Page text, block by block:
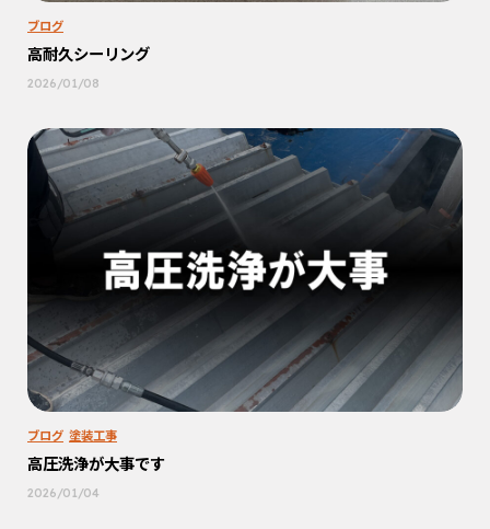
ブログ
高耐久シーリング
2026/01/08
ブログ 塗装工事
高圧洗浄が大事です
2026/01/04